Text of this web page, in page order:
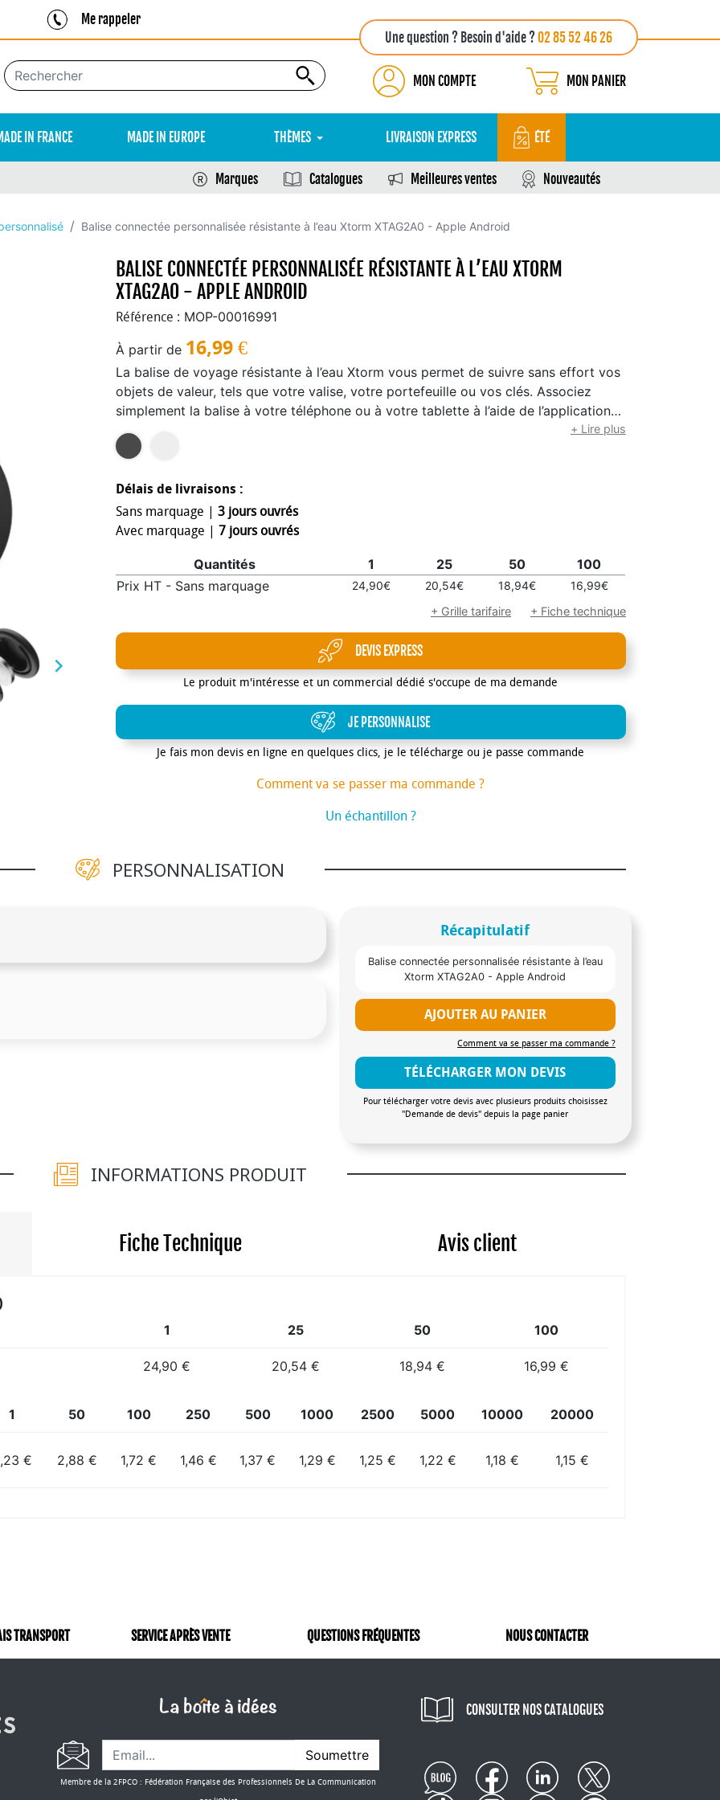
Me rappeler
Une question ? Besoin d'aide ?02 85 52 46 26
MON COMPTE MON PANIER
IN FRANCE MADE IN EUROPE THÈMES LIVRAISON EXPRESS ÉTÉ
Marques Catalogues Meilleures ventes Nouveautés
Balise connectée personnalisée résistante à l’eau Xtorm XTAG2A0 - Apple Android

BALISE CONNECTÉE PERSONNALISÉE RÉSISTANTE À L’EAU XTORM
XTAG2A0 - APPLE ANDROID
Référence : MOP-00016991
À partir de 16,99 €
La balise de voyage résistante à l’eau Xtorm vous permet de suivre sans effort vos
objets de valeur, tels que votre valise, votre portefeuille ou vos clés. Associez
simplement la balise à votre téléphone ou à votre tablette à l’aide de l’application
Apple Find My ou Goggle Find My Device pour voir l’emplacement de vos effets
personnels en un coup d’œil. Avec son design compact, sa pochette étanche IP64
simplicité.
+ Lire plus
Délais de livraisons :
Sans marquage | 3 jours ouvrés
Avec marquage | 7 jours ouvrés
Quantités 1 25 50
100
Prix HT - Sans marquage
24,90€ 20,54€ 18,94€
16,99€
+ Grille tarifaire
+ Fiche technique
DEVIS EXPRESS
Le produit m'intéresse et un commercial dédié s'occupe de ma demande
JE PERSONNALISE
Je fais mon devis en ligne en quelques clics, je le télécharge ou je passe commande
Comment va se passer ma commande ?
Un échantillon ?
PERSONNALISATION
Récapitulatif
Balise connectée personnalisée résistante à l’eau
Xtorm XTAG2A0 - Apple Android
AJOUTER AU PANIER
Comment va se passer ma commande ?
TÉLÉCHARGER MON DEVIS
Pour télécharger votre devis avec plusieurs produits choisissez
"Demande de devis" depuis la page panier
INFORMATIONS PRODUIT
Fiche Technique Avis client
1
25 50 100
24,90 € 20,54 € 18,94 € 16,99 €
1 50 100 250 500 1000 2500 5000 10000 20000
€ 2,88 € 1,72 € 1,46 € 1,37 € 1,29 € 1,25 € 1,22 € 1,18 € 1,15 €
TRANSPORT SERVICE APRÈS VENTE QUESTIONS FRÉQUENTES NOUS CONTACTER
Soumettre
Membre de la 2FPCO : Fédération Française des Professionnels De La Communication
CONSULTER NOS CATALOGUES